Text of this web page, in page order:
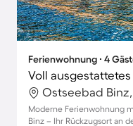
Ferienwohnung ∙ 4
Ostseebad
Moderne Ferienwohnung
Binz – Ihr Rückzugsort an